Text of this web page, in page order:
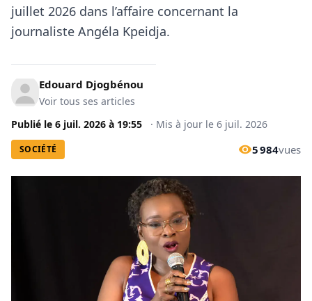
juillet 2026 dans l’affaire concernant la
journaliste Angéla Kpeidja.
Edouard Djogbénou
Voir tous ses articles
Publié le 6 juil. 2026 à 19:55 · Mis à jour le 6 juil. 2026
SOCIÉTÉ 5 984vues